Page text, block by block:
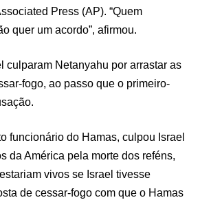
Press (AP). “Quem
quer um acordo”, afirmou.
culparam Netanyahu por arrastar as
fogo, ao passo que o primeiro-
funcionário do Hamas, culpou Israel
da América pela morte dos reféns,
vivos se Israel tivesse
de cessar-fogo com que o Hamas